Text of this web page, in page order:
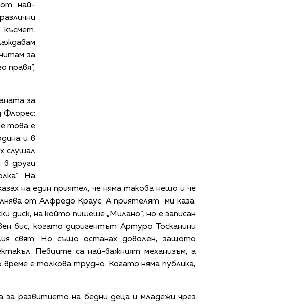
от най-
за
правя”,
за
Флорес:
това е
и в
слушал
в други
На
на един приятел, че няма такова нещо и че
от Алфредо Краус. А приятелят ми каза:
диск, на който пишеше „Милано”, но е записан
бис, когато диригентът Артуро Тосканини
свят. Но също останах доволен, защото
Певците са най-важният механизъм, а
е толкова трудно. Когато няма публика,
за развитието на бедни деца и младежи чрез